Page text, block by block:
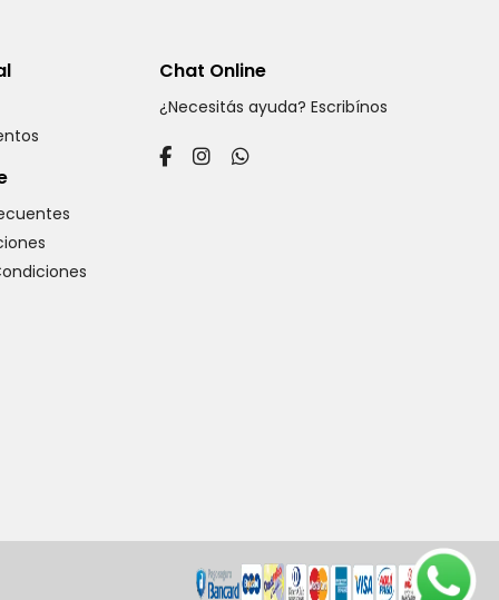
Chat Online
¿Necesitás ayuda? Escribínos